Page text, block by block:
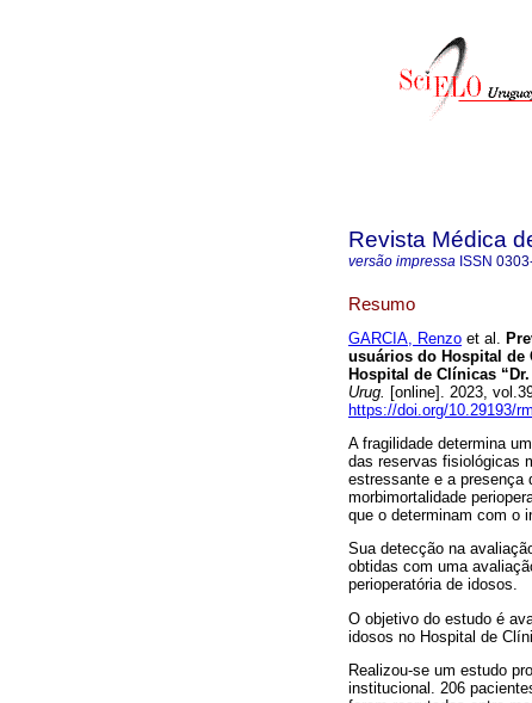
Revista Médica
versão impressa ISSN
Resumo
GARCIA, Renzo et al.
usuários do Hospital
Hospital de Clínicas
Urug. [online]. 2023,
https://doi.org/10.29193/
A fragilidade determina
das reservas fisiológicas
estressante e a presença
morbimortalidade
que o determinam com o
Sua detecção na
obtidas com uma
perioperatória de idosos.
O objetivo do estudo é
idosos no Hospital de
Realizou-se um estudo
institucional. 206